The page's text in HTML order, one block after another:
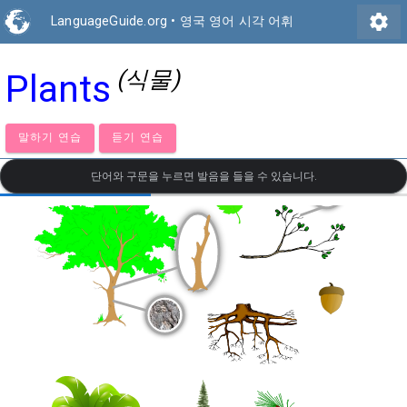
LanguageGuide.org • 영국 영어 시각 어휘 settings
Plants (식물)
말하기 연습 듣기 연습
단어와 구문을 누르면 발음을 들을 수 있습니다.